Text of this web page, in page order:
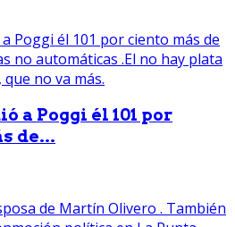
a Poggi él 101 por
de...